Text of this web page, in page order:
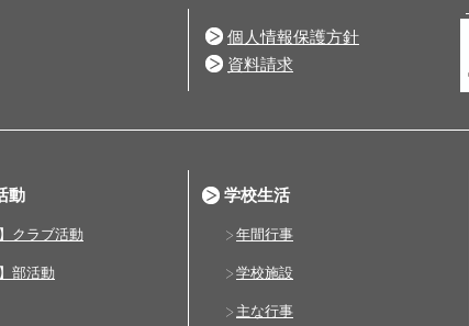
個人情報保護方針
資料請求
動
クラブ活動
部活動
学校生活
年間行事
学校施設
主な行事